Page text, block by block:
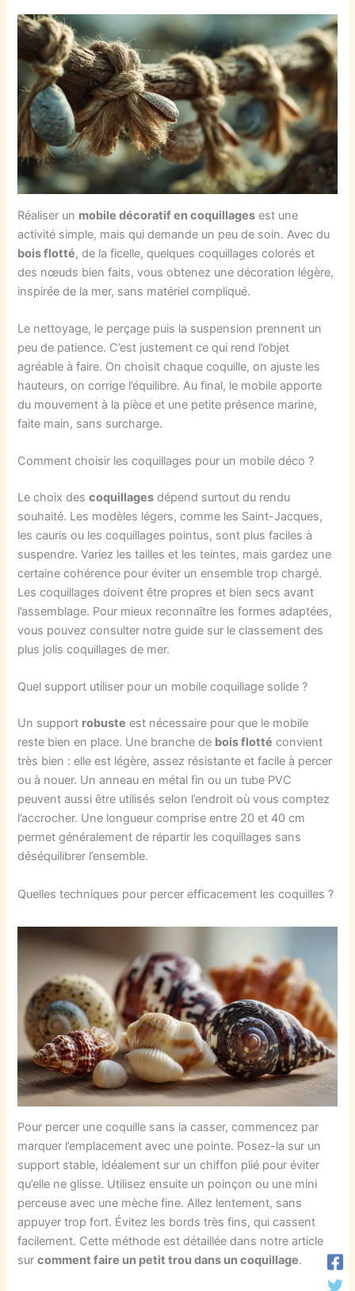
Réaliser un mobile décoratif en coquillages est une
activité simple, mais qui demande un peu de soin. Avec du
bois flotté, de la ficelle, quelques coquillages colorés et
des nœuds bien faits, vous obtenez une décoration légère,
inspirée de la mer, sans matériel compliqué.
Le nettoyage, le perçage puis la suspension prennent un
peu de patience. C’est justement ce qui rend l’objet
agréable à faire. On choisit chaque coquille, on ajuste les
hauteurs, on corrige l’équilibre. Au final, le mobile apporte
du mouvement à la pièce et une petite présence marine,
faite main, sans surcharge.
Comment choisir les coquillages pour un mobile déco ?
Le choix descoquillages dépend surtout du rendu
souhaité. Les modèles légers, comme les Saint-Jacques,
les cauris ou les coquillages pointus, sont plus faciles à
suspendre. Variez les tailles et les teintes, mais gardez une
certaine cohérence pour éviter un ensemble trop chargé.
Les coquillages doivent être propres et bien secs avant
l’assemblage. Pour mieux reconnaître les formes adaptées,
vous pouvez consulter notre guide sur le classement des
plus jolis coquillages de mer.
Quel support utiliser pour un mobile coquillage solide ?
Un support robuste est nécessaire pour que le mobile
reste bien en place. Une branche de bois flotté convient
très bien : elle est légère, assez résistante et facile à percer
ou à nouer. Un anneau en métal fin ou un tube PVC
peuvent aussi être utilisés selon l’endroit où vous comptez
l’accrocher. Une longueur comprise entre 20 et 40 cm
permet généralement de répartir les coquillages sans
déséquilibrer l’ensemble.
Quelles techniques pour percer efficacement les coquilles ?
Pour percer une coquille sans la casser, commencez par
marquer l’emplacement avec une pointe. Posez-la sur un
support stable, idéalement sur un chiffon plié pour éviter
qu’elle ne glisse. Utilisez ensuite un poinçon ou une mini
perceuse avec une mèche fine. Allez lentement, sans
appuyer trop fort. Évitez les bords très fins, qui cassent
facilement. Cette méthode est détaillée dans notre article
surcomment faire un petit trou dans un coquillage.